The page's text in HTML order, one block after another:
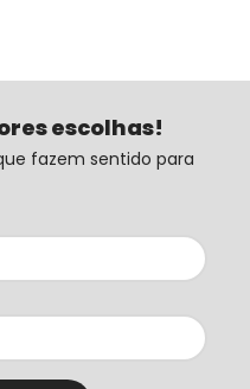
escolhas!
fazem sentido para